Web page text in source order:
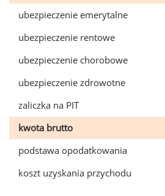
ubezpieczenie emerytalne
ubezpieczenie rentowe
ubezpieczenie chorobowe
ubezpieczenie zdrowotne
zaliczka na PIT
kwota brutto
podstawa opodatkowania
koszt uzyskania przychodu